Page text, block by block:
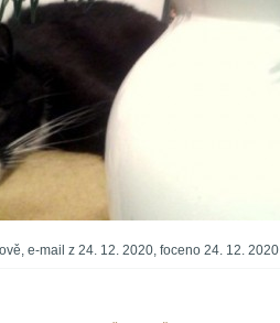
e-mail z 24. 12. 2020, foceno 24. 12. 2020